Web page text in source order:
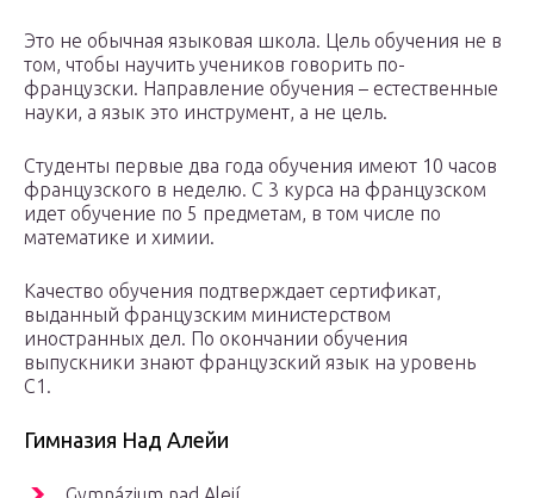
Это не обычная языковая школа. Цель обучения не в
том, чтобы научить учеников говорить по-
французски. Направление обучения – естественные
науки, а язык это инструмент, а не цель.
Студенты первые два года обучения имеют 10 часов
французского в неделю. С 3 курса на французском
идет обучение по 5 предметам, в том числе по
математике и химии.
Качество обучения подтверждает сертификат,
выданный французским министерством
иностранных дел. По окончании обучения
выпускники знают французский язык на уровень
С1.
Гимназия Над Алейи